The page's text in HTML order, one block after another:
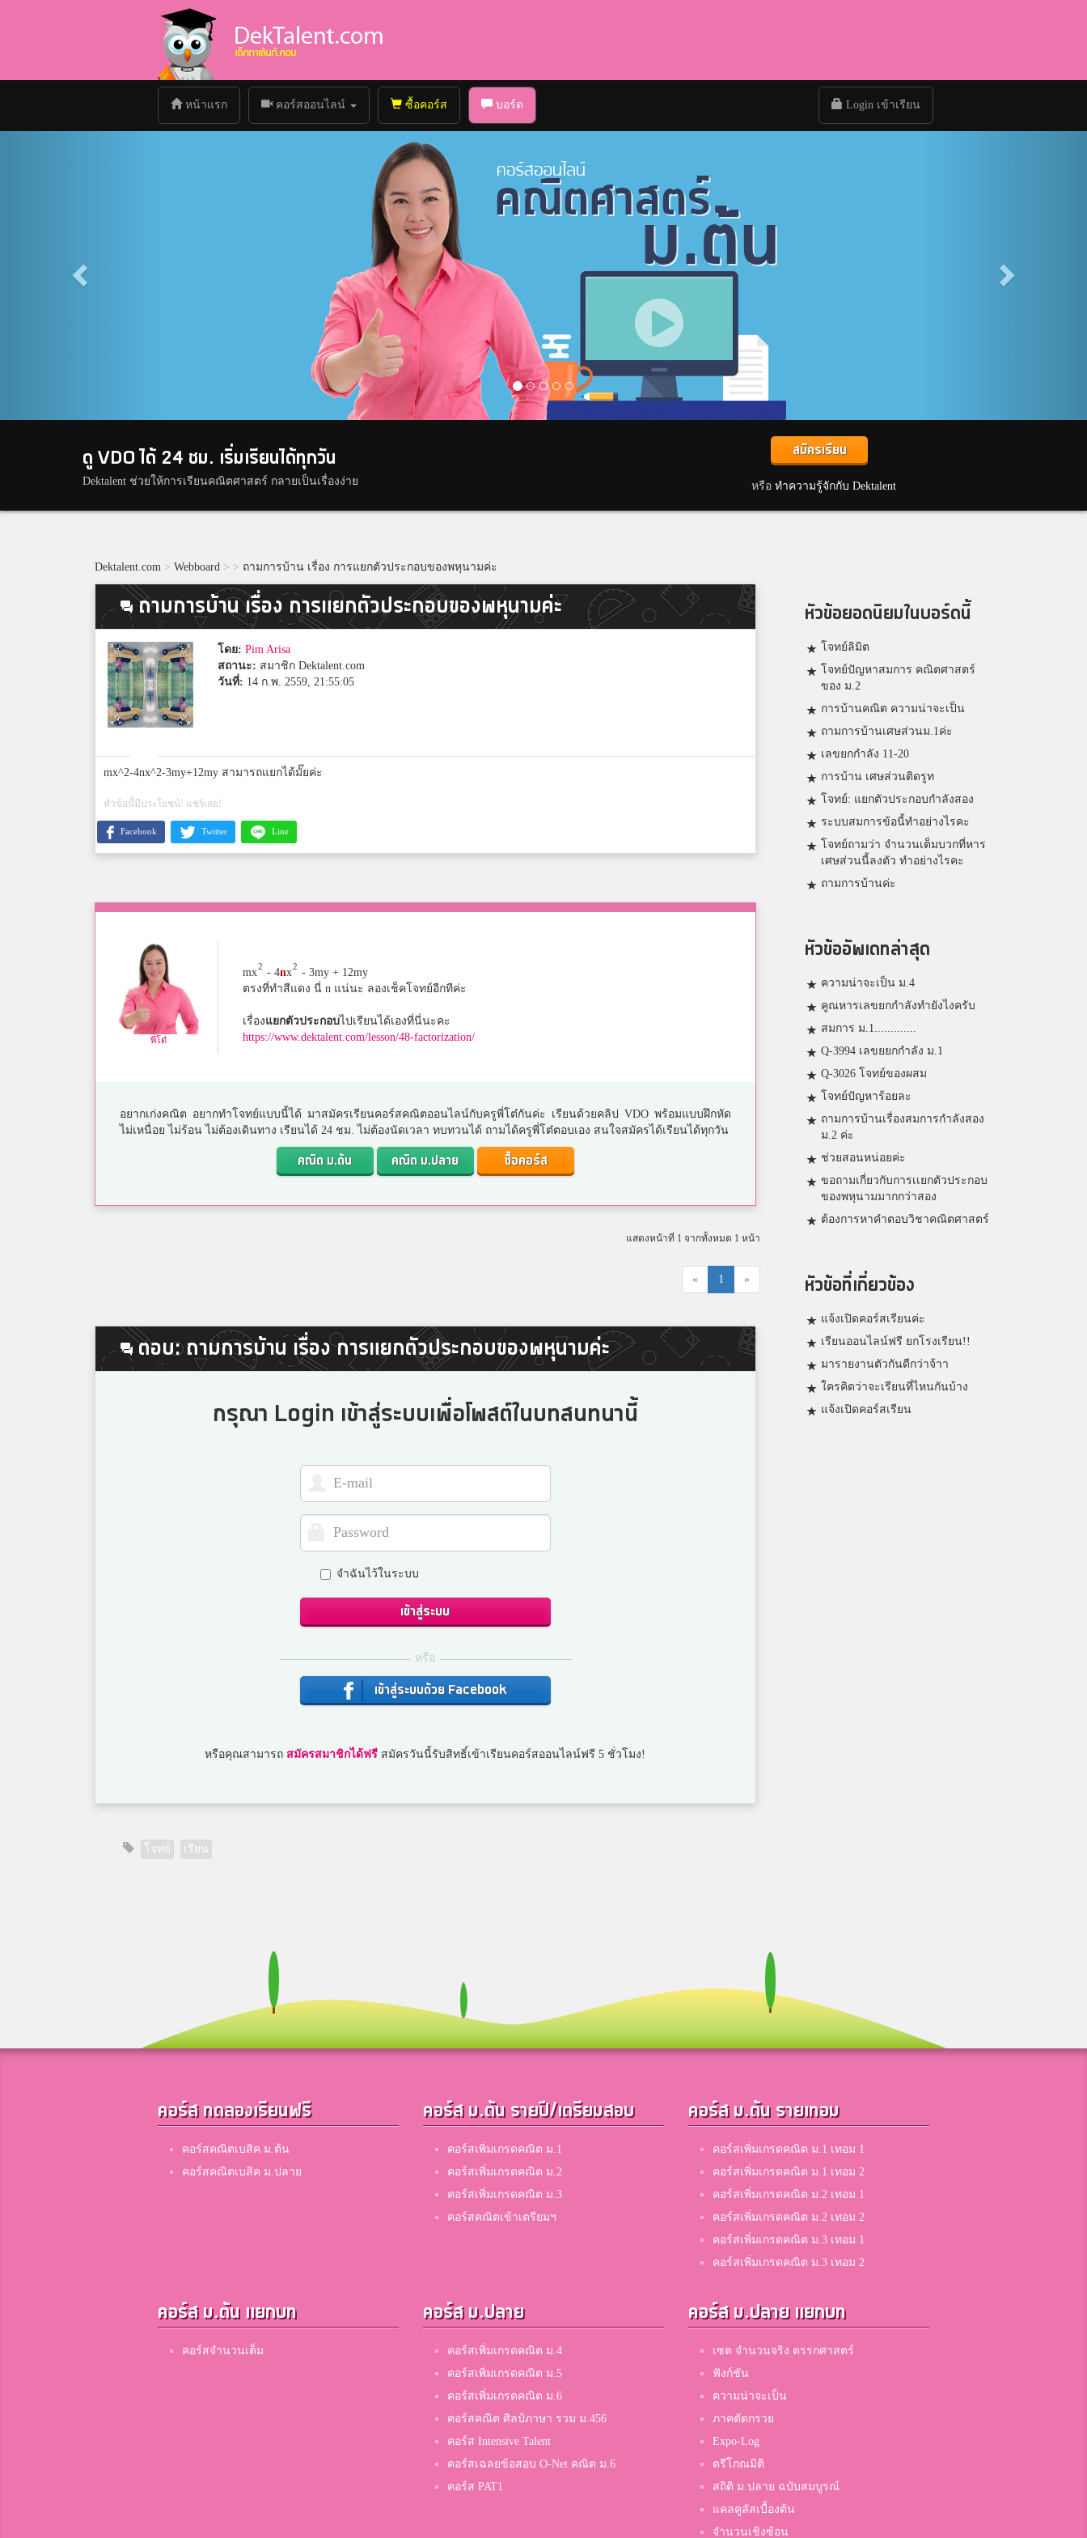
หน้าแรก(current) คอร์สออนไลน์ ซื้อคอร์ส บอร์ด Login เข้าเรียน
ดู VDO ได้ 24 ชม. เริ่มเรียนได้ทุกวัน
Dektalent ช่วยให้การเรียนคณิตศาสตร์ กลายเป็นเรื่องง่าย
สมัครเรียน
หรือ ทำความรู้จักกับ Dektalent
Dektalent.com > Webboard > > ถามการบ้าน เรื่อง การแยกตัวประกอบของพหุนามค่ะ
ถามการบ้าน เรื่อง การแยกตัวประกอบของพหุนามค่ะ
โดย: Pim Arisa
สถานะ: สมาชิก Dektalent.com
วันที่: 14 ก.พ. 2559, 21:55:05
mx^2-4nx^2-3my+12my สามารถแยกได้มั๊ยค่ะ
หัวข้อนี้มีประโยชน์! แชร์เลย!
Facebook Twitter Line
พี่โต๋
mx2 - 4nx2 - 3my + 12my
ตรงที่ทำสีแดง นี่ n แน่นะ ลองเช็คโจทย์อีกทีค่ะ
เรื่องแยกตัวประกอบไปเรียนได้เองที่นี่นะคะ
https://www.dektalent.com/lesson/48-factorization/
อยากเก่งคณิต อยากทำโจทย์แบบนี้ได้ มาสมัครเรียนคอร์สคณิตออนไลน์กับครูพี่โต๋กันค่ะ เรียนด้วยคลิป VDO พร้อมแบบฝึกหัด
ไม่เหนื่อย ไม่ร้อน ไม่ต้องเดินทาง เรียนได้ 24 ชม. ไม่ต้องนัดเวลา ทบทวนได้ ถามได้ครูพี่โต๋ตอบเอง สนใจสมัครได้เรียนได้ทุกวัน
คณิต ม.ต้น คณิต ม.ปลาย ซื้อคอร์ส
แสดงหน้าที่ 1 จากทั้งหมด 1 หน้า
« 1 »
ตอบ: ถามการบ้าน เรื่อง การแยกตัวประกอบของพหุนามค่ะ
กรุณา Login เข้าสู่ระบบเพื่อโพสต์ในบทสนทนานี้
จำฉันไว้ในระบบ
เข้าสู่ระบบ
หรือ
เข้าสู่ระบบด้วย Facebook
หรือคุณสามารถ สมัครสมาชิกได้ฟรี สมัครวันนี้รับสิทธิ์เข้าเรียนคอร์สออนไลน์ฟรี 5 ชั่วโมง!
โจทย์ เรียน
หัวข้อยอดนิยมในบอร์ดนี้
โจทย์ลิมิต
โจทย์ปัญหาสมการ คณิตศาสตร์
ของ ม.2
การบ้านคณิต ความน่าจะเป็น
ถามการบ้านเศษส่วนม.1ค่ะ
เลขยกกำลัง 11-20
การบ้าน เศษส่วนติดรูท
โจทย์: แยกตัวประกอบกำลังสอง
ระบบสมการข้อนี้ทำอย่างไรคะ
โจทย์ถามว่า จำนวนเต็มบวกที่หาร
เศษส่วนนี้ลงตัว ทำอย่างไรคะ
ถามการบ้านค่ะ
หัวข้ออัพเดทล่าสุด
ความน่าจะเป็น ม.4
คูณหารเลขยกกำลังทำยังไงครับ
สมการ ม.1.............
Q-3994 เลขยยกกำลัง ม.1
Q-3026 โจทย์ของผสม
โจทย์ปัญหาร้อยละ
ถามการบ้านเรื่องสมการกำลังสอง
ม.2 ค่ะ
ช่วยสอนหน่อยค่ะ
ขอถามเกี่ยวกับการเเยกตัวประกอบ
ของพหุนามมากกว่าสอง
ต้องการหาคำตอบวิชาคณิตศาสตร์
หัวข้อที่เกี่ยวข้อง
แจ้งเปิดคอร์สเรียนค่ะ
เรียนออนไลน์ฟรี ยกโรงเรียน!!
มารายงานตัวกันดีกว่าจ้าา
ใครคิดว่าจะเรียนที่ไหนกันบ้าง
แจ้งเปิดคอร์สเรียน
คอร์ส ทดลองเรียนฟรี
คอร์สคณิตเบสิค ม.ต้น
คอร์สคณิตเบสิค ม.ปลาย
คอร์ส ม.ต้น รายปี/เตรียมสอบ
คอร์สเพิ่มเกรดคณิต ม.1
คอร์สเพิ่มเกรดคณิต ม.2
คอร์สเพิ่มเกรดคณิต ม.3
คอร์สคณิตเข้าเตรียมฯ
คอร์ส ม.ต้น รายเทอม
คอร์สเพิ่มเกรดคณิต ม.1 เทอม 1
คอร์สเพิ่มเกรดคณิต ม.1 เทอม 2
คอร์สเพิ่มเกรดคณิต ม.2 เทอม 1
คอร์สเพิ่มเกรดคณิต ม.2 เทอม 2
คอร์สเพิ่มเกรดคณิต ม.3 เทอม 1
คอร์สเพิ่มเกรดคณิต ม.3 เทอม 2
คอร์ส ม.ต้น แยกบท
คอร์สจำนวนเต็ม
คอร์ส ม.ปลาย
คอร์สเพิ่มเกรดคณิต ม.4
คอร์สเพิ่มเกรดคณิต ม.5
คอร์สเพิ่มเกรดคณิต ม.6
คอร์สคณิต ศิลป์ภาษา รวม ม.456
คอร์ส Intensive Talent
คอร์สเฉลยข้อสอบ O-Net คณิต ม.6
คอร์ส PAT1
คอร์ส ม.ปลาย แยกบท
เซต จำนวนจริง ตรรกศาสตร์
ฟังก์ชัน
ความน่าจะเป็น
ภาคตัดกรวย
Expo-Log
ตรีโกณมิติ
สถิติ ม.ปลาย ฉบับสมบูรณ์
แคลคูลัสเบื้องต้น
จำนวนเชิงซ้อน